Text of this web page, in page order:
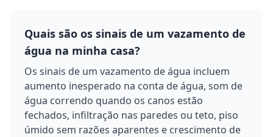
Quais são os sinais de um vazamento de
água na minha casa?
Os sinais de um vazamento de água incluem
aumento inesperado na conta de água, som de
água correndo quando os canos estão
fechados, infiltração nas paredes ou teto, piso
úmido sem razões aparentes e crescimento de